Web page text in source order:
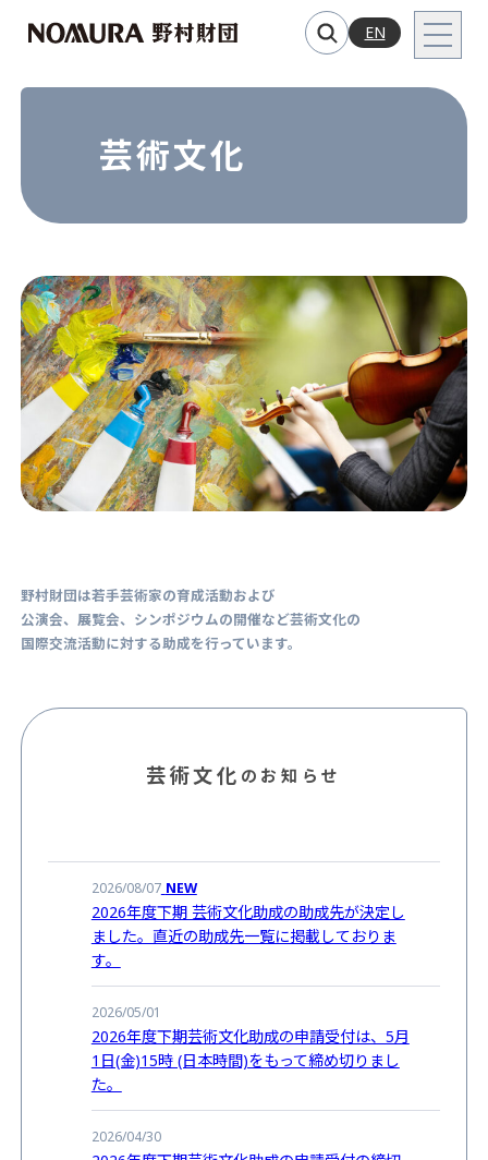
EN
芸術文化
野村財団は若手芸術家の育成活動および
公演会、展覧会、シンポジウムの開催など芸術文化の
国際交流活動に対する助成を行っています。
芸術文化 のお知らせ
2026/08/07 NEW
2026年度下期 芸術文化助成の助成先が決定し
ました。直近の助成先一覧に掲載しておりま
す。
2026/05/01
2026年度下期芸術文化助成の申請受付は、5月
1日(金)15時 (日本時間)をもって締め切りまし
た。
2026/04/30